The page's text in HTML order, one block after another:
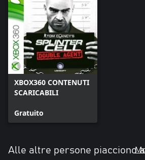
XBOX360 CONTENUTI
SCARICABILI
Gratuito
Alle altre persone piacciono